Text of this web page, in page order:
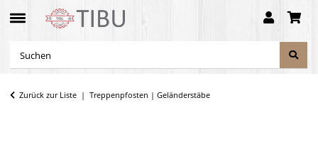
Zurück zur Liste Treppenpfosten | Geländerstäbe